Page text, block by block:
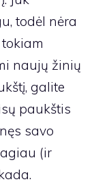
todėl nėra
naujų žinių
galite
paukštis
savo
(ir